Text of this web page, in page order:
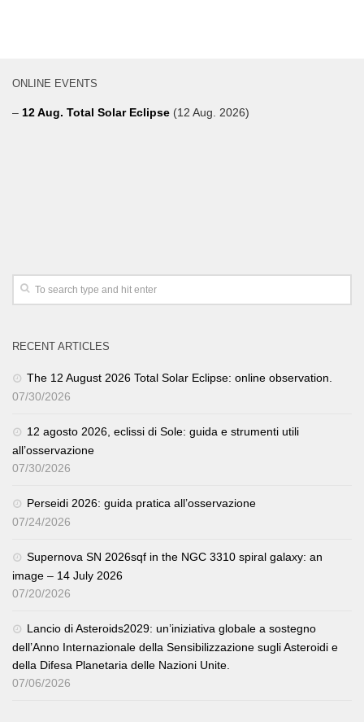
ONLINE EVENTS
– 12 Aug. Total Solar Eclipse (12 Aug. 2026)
RECENT ARTICLES
The 12 August 2026 Total Solar Eclipse: online observation.
07/30/2026
12 agosto 2026, eclissi di Sole: guida e strumenti utili
all’osservazione
07/30/2026
Perseidi 2026: guida pratica all’osservazione
07/24/2026
Supernova SN 2026sqf in the NGC 3310 spiral galaxy: an
image – 14 July 2026
07/20/2026
Lancio di Asteroids2029: un’iniziativa globale a sostegno
dell’Anno Internazionale della Sensibilizzazione sugli Asteroidi e
della Difesa Planetaria delle Nazioni Unite.
07/06/2026